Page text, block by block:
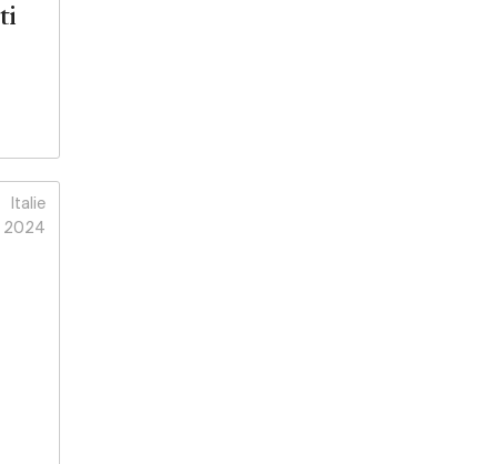
Italie
2024